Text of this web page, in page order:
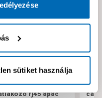
sütiket használja
ethernet
rj45 8p8c
Utp
cat